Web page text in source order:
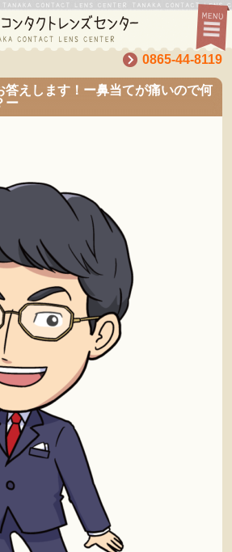
0865-44-8119
答えします！ー鼻当てが痛いので何
ー